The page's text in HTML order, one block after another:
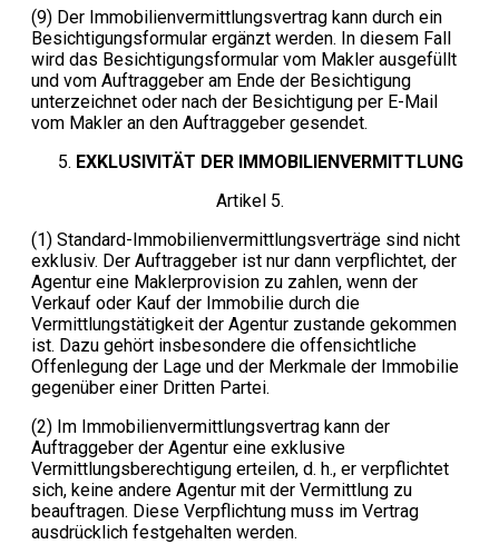
(9) Der Immobilienvermittlungsvertrag kann durch ein
Besichtigungsformular ergänzt werden. In diesem Fall
wird das Besichtigungsformular vom Makler ausgefüllt
und vom Auftraggeber am Ende der Besichtigung
unterzeichnet oder nach der Besichtigung per E-Mail
vom Makler an den Auftraggeber gesendet.
EXKLUSIVITÄT DER IMMOBILIENVERMITTLUNG
Artikel 5.
(1) Standard-Immobilienvermittlungsverträge sind nicht
exklusiv. Der Auftraggeber ist nur dann verpflichtet, der
Agentur eine Maklerprovision zu zahlen, wenn der
Verkauf oder Kauf der Immobilie durch die
Vermittlungstätigkeit der Agentur zustande gekommen
ist. Dazu gehört insbesondere die offensichtliche
Offenlegung der Lage und der Merkmale der Immobilie
gegenüber einer Dritten Partei.
(2) Im Immobilienvermittlungsvertrag kann der
Auftraggeber der Agentur eine exklusive
Vermittlungsberechtigung erteilen, d. h., er verpflichtet
sich, keine andere Agentur mit der Vermittlung zu
beauftragen. Diese Verpflichtung muss im Vertrag
ausdrücklich festgehalten werden.